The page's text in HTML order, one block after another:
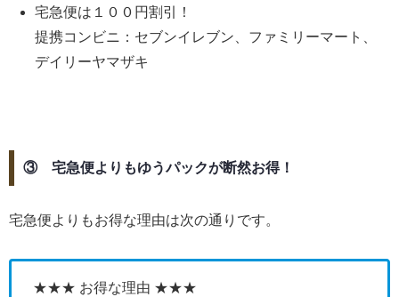
宅急便は１００円割引！
提携コンビニ：セブンイレブン、ファミリーマート、
デイリーヤマザキ
③ 宅急便よりもゆうパックが断然お得！
宅急便よりもお得な理由は次の通りです。
★★★ お得な理由 ★★★